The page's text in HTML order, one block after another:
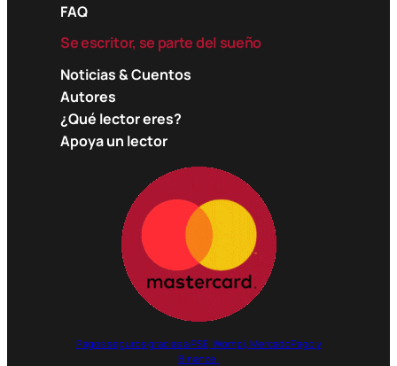
FAQ
Se escritor, se parte del sueño
Noticias & Cuentos
Autores
¿Qué lector eres?
Apoya un lector
Pagos seguros gracias a PSE, Wompi, MercadoPago y
Binance.